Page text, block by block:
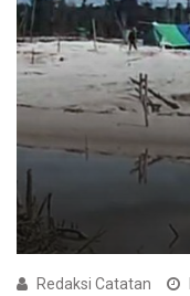
Redaksi Catatan